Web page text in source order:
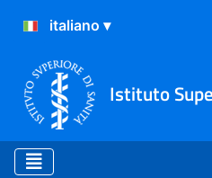
Istituto